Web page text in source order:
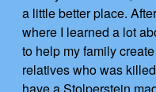
a little better place.
where I learned a lot
to help my family
relatives who was